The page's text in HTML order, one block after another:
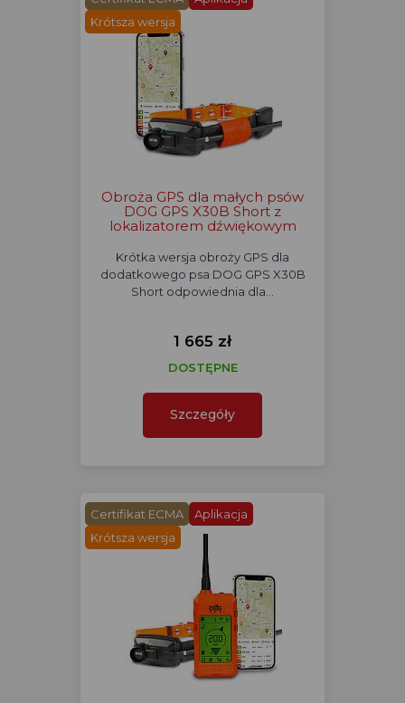
Krótsza wersja
Obroża GPS dla małych psów
DOG GPS X30B Short z
lokalizatorem dźwiękowym
Krótka wersja obroży GPS dla
dodatkowego psa DOG GPS X30B
Short odpowiednia dla…
1 665 zł
DOSTĘPNE
Szczegóły
Certifikat ECMA
Aplikacja
Krótsza wersja